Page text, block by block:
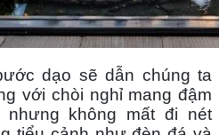
dạo sẽ dẫn chúng ta
với chòi nghỉ mang đậm
nhưng không mất đi nét